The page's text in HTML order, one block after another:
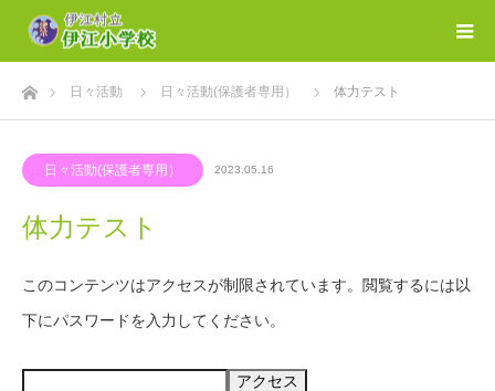
ホーム日々活動 日々活動(保護者専用） 体力テスト
日々活動(保護者専用） 2023.05.16
体力テスト
このコンテンツはアクセスが制限されています。閲覧するには以
下にパスワードを入力してください。